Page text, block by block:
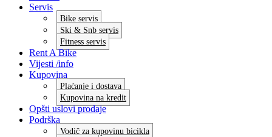
Servis
Bike servis
Ski & Snb servis
Fitness servis
Rent A Bike
Vijesti /info
Kupovina
Plaćanje i dostava
Kupovina na kredit
Opšti uslovi prodaje
Podrška
Vodič za kupovinu bicikla